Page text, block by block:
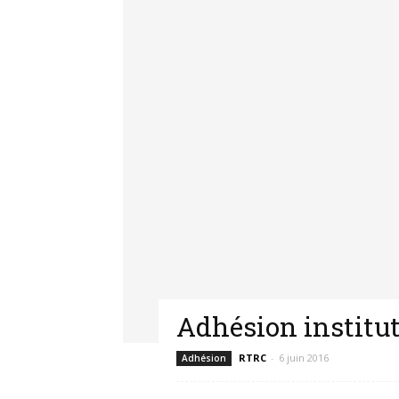
Adhésion
Adhésion RTRC - 6 juin 2016